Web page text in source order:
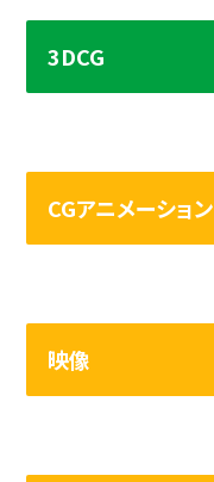
てんくる
3DCG
CGアニメーション
映像